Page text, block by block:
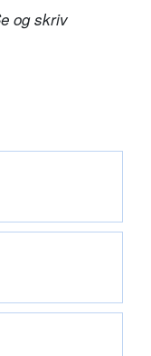
og skriv